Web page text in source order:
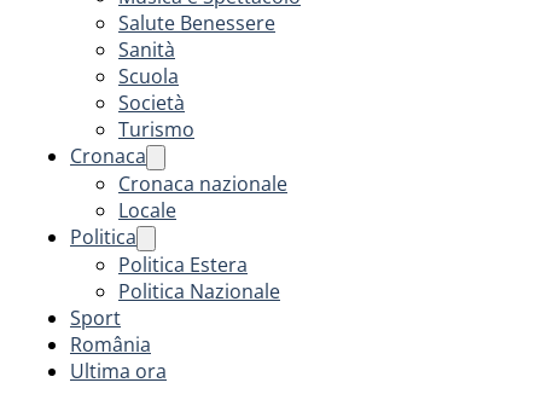
Salute Benessere
Sanità
Scuola
Società
Turismo
Cronaca
Cronaca nazionale
Locale
Politica
Politica Estera
Politica Nazionale
Sport
România
Ultima ora